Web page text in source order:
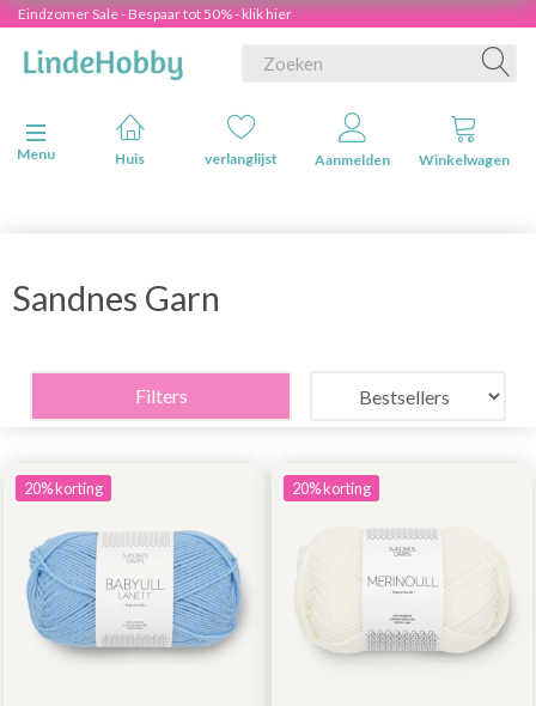
Eindzomer Sale - Bespaar tot 50% - klik hier
Navigatie in-/uitschakelen
Menu
Huis verlanglijst Aanmelden Winkelwagen
Sandnes Garn
Filters
20% korting 20% korting